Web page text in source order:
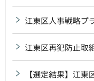
江東区人事戦略プ
江東区再犯防止取
【選定結果】江